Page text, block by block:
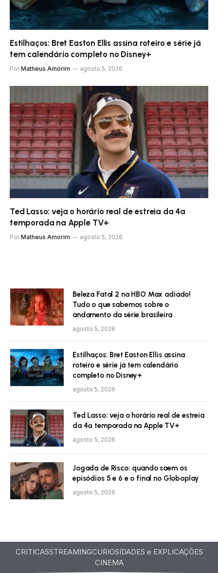
Estilhaços: Bret Easton Ellis assina roteiro e série já
tem calendário completo no Disney+
Por Matheus Amorim agosto 5, 2026
Ted Lasso: veja o horário real de estreia da 4ª
temporada na Apple TV+
Por Matheus Amorim agosto 5, 2026
Beleza Fatal 2 na HBO Max adiado!
Tudo o que sabemos sobre o
andamento da série brasileira
agosto 5, 2026
Estilhaços: Bret Easton Ellis assina
roteiro e série já tem calendário
completo no Disney+
agosto 5, 2026
Ted Lasso: veja o horário real de estreia
da 4ª temporada na Apple TV+
agosto 5, 2026
Jogada de Risco: quando saem os
episódios 5 e 6 e o final no Globoplay
agosto 5, 2026
CRITICASSTREAMINGCURIOSIDADES e EXPLICAÇÕES
CINEMA